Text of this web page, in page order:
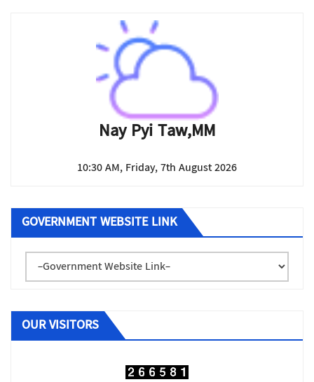
Nay Pyi Taw,MM
10:30 AM, Friday, 7th August 2026
GOVERNMENT WEBSITE LINK
OUR VISITORS